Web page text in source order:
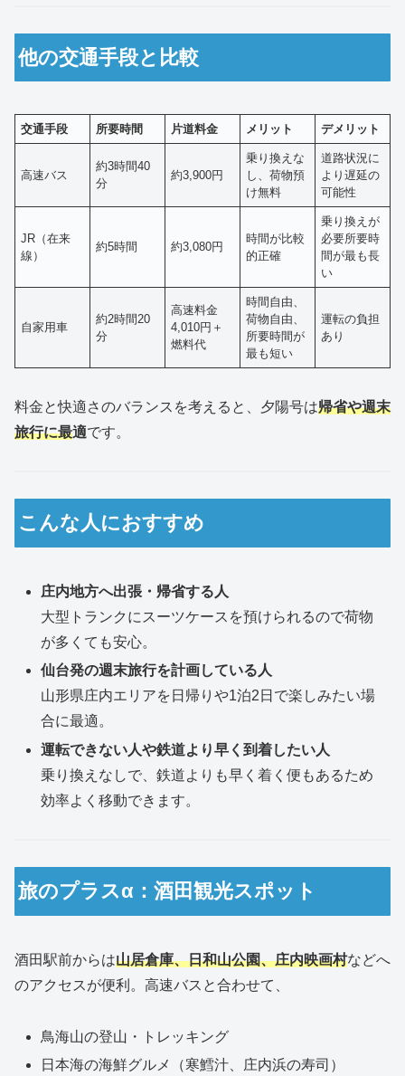
他の交通手段と比較
交通手段 所要時間 片道料金 メリット デメリット
高速バス
約3時間40
分
約3,900円
乗り換えな
し、荷物預
け無料
道路状況に
より遅延の
可能性
JR（在来
線）
約5時間 約3,080円
時間が比較
的正確
乗り換えが
必要所要時
間が最も長
い
自家用車
約2時間20
分
高速料金
4,010円＋
燃料代
時間自由、
荷物自由、
所要時間が
最も短い
運転の負担
あり
料金と快適さのバランスを考えると、夕陽号は帰省や週末
旅行に最適です。
こんな人におすすめ
庄内地方へ出張・帰省する人
大型トランクにスーツケースを預けられるので荷物
が多くても安心。
仙台発の週末旅行を計画している人
山形県庄内エリアを日帰りや1泊2日で楽しみたい場
合に最適。
運転できない人や鉄道より早く到着したい人
乗り換えなしで、鉄道よりも早く着く便もあるため
効率よく移動できます。
旅のプラスα：酒田観光スポット
酒田駅前からは山居倉庫、日和山公園、庄内映画村などへ
のアクセスが便利。高速バスと合わせて、
鳥海山の登山・トレッキング
日本海の海鮮グルメ（寒鱈汁、庄内浜の寿司）